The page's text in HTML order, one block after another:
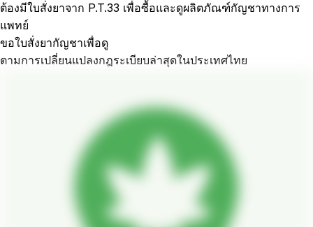
ต้องมีใบสั่งยาจาก P.T.33 เพื่อซื้อและดูผลิตภัณฑ์กัญชาทางการ
แพทย์
ขอใบสั่งยากัญชาเพื่อดู
ตามการเปลี่ยนแปลงกฎระเบียบล่าสุดในประเทศไทย